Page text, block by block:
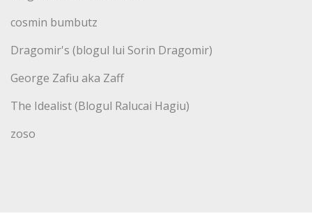
cosmin bumbutz
Dragomir's (blogul lui Sorin Dragomir)
George Zafiu aka Zaff
The Idealist (Blogul Ralucai Hagiu)
zoso